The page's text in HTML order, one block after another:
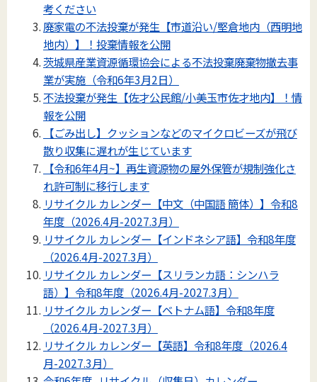
考ください
廃家電の不法投棄が発生【市道沿い/堅倉地内（西明地
地内）】！投棄情報を公開
茨城県産業資源循環協会による不法投棄廃棄物撤去事
業が実施（令和6年3月2日）
不法投棄が発生【佐才公民館/小美玉市佐才地内】！情
報を公開
【ごみ出し】クッションなどのマイクロビーズが飛び
散り収集に遅れが生じています
【令和6年4月~】再生資源物の屋外保管が規制強化さ
れ許可制に移行します
リサイクル カレンダー【中文（中国語 簡体）】令和8
年度（2026.4月-2027.3月）
リサイクル カレンダー【インドネシア語】令和8年度
（2026.4月-2027.3月）
リサイクル カレンダー【スリランカ語：シンハラ
語）】令和8年度（2026.4月-2027.3月）
リサイクル カレンダー【ベトナム語】令和8年度
（2026.4月-2027.3月）
リサイクル カレンダー【英語】令和8年度（2026.4
月-2027.3月）